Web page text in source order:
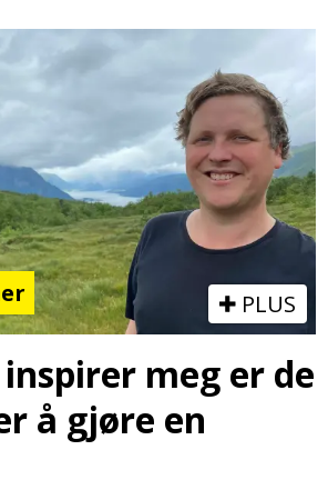
PLUS
inspirer meg er de
å gjøre en